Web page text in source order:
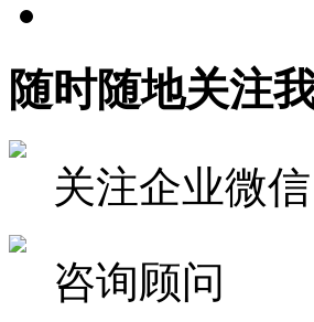
随时随地关注
关注企业微信
咨询顾问